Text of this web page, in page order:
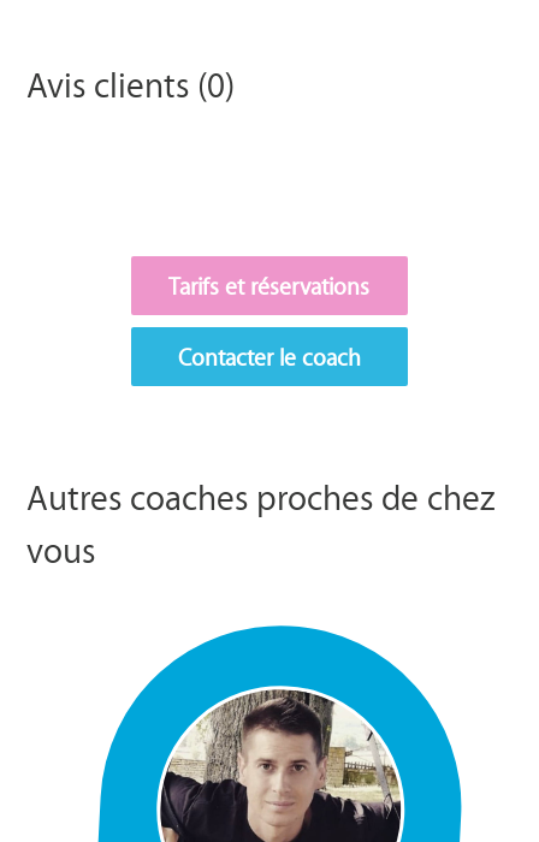
Avis clients (0)
Tarifs et réservations
Contacter le coach
Autres coaches proches de chez
vous